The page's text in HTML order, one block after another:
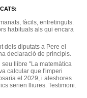
fàcils, entretinguts.
habituals als qui encara
dels diputats a Pere el
declaració de principis.
seu llibre "La matemàtica
calcular que l'imperi
el 2029, i aleshores
serien lliures. Testimoni.